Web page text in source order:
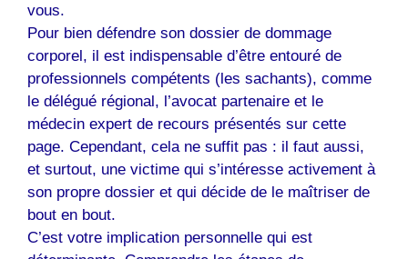
vous.
Pour bien défendre son dossier de dommage
corporel, il est indispensable d’être entouré de
professionnels compétents (les sachants), comme
le délégué régional, l’avocat partenaire et le
médecin expert de recours présentés sur cette
page. Cependant, cela ne suffit pas : il faut aussi,
et surtout, une victime qui s’intéresse activement à
son propre dossier et qui décide de le maîtriser de
bout en bout.
C’est votre implication personnelle qui est